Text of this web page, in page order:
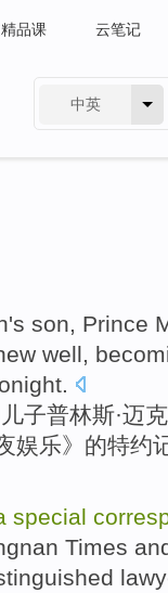
品课 云笔记
中英
son, Prince
well,
.
儿子普林斯·迈
娱乐》的特约
special
Times